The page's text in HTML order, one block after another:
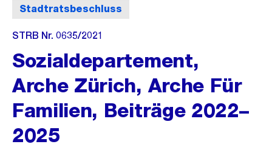
Stadtratsbeschluss
STRB Nr. 0635/2021
Sozialdepartement,
Arche Zürich, Arche Für
Familien, Beiträge 2022–
2025